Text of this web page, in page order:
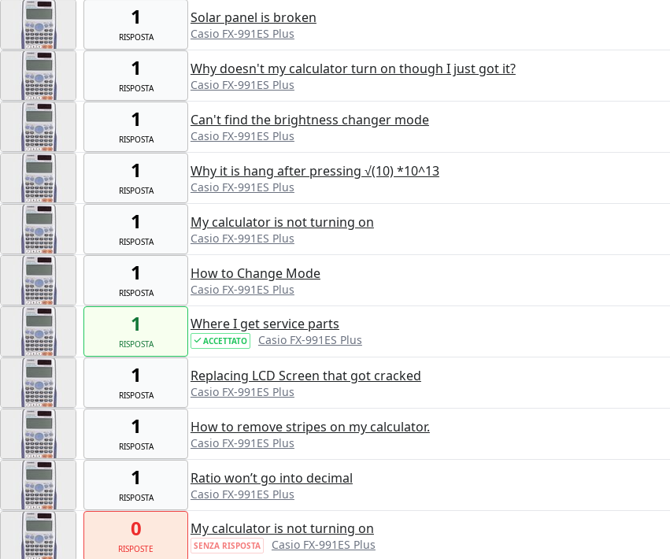
1
RISPOSTA
Solar panel is broken
Casio FX-991ES Plus
1
RISPOSTA
Why doesn't my calculator turn on though I just got it?
Casio FX-991ES Plus
1
RISPOSTA
Can't find the brightness changer mode
Casio FX-991ES Plus
1
RISPOSTA
Why it is hang after pressing √(10) *10^13
Casio FX-991ES Plus
1
RISPOSTA
My calculator is not turning on
Casio FX-991ES Plus
1
RISPOSTA
How to Change Mode
Casio FX-991ES Plus
1
RISPOSTA
Where I get service parts
ACCETTATO Casio FX-991ES Plus
1
RISPOSTA
Replacing LCD Screen that got cracked
Casio FX-991ES Plus
1
RISPOSTA
How to remove stripes on my calculator.
Casio FX-991ES Plus
1
RISPOSTA
Ratio won’t go into decimal
Casio FX-991ES Plus
0
RISPOSTE
My calculator is not turning on
SENZA RISPOSTA Casio FX-991ES Plus